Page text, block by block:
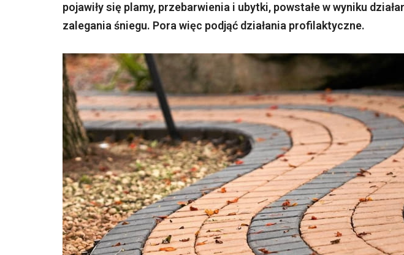
pojawiły się plamy, przebarwienia i ubytki, powstałe w wyniku
zalegania śniegu. Pora więc podjąć działania profilaktyczne.